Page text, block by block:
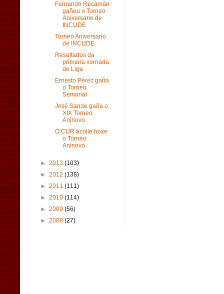
Fernando Recamán
gañou o Torneo
Aniversario de
INCUDE
Torneo Aniversario
de INCUDE
Resultados da
primeira xornada
de Liga
Ernesto Pérez gaña
o Torneo
Semanal
José Sande gaña o
XIX Torneo
Aninovo
O CUR acolle hoxe
o Torneo
Aninovo.
► 2013 (103)
► 2012 (138)
► 2011 (111)
► 2010 (114)
► 2009 (56)
► 2008 (27)